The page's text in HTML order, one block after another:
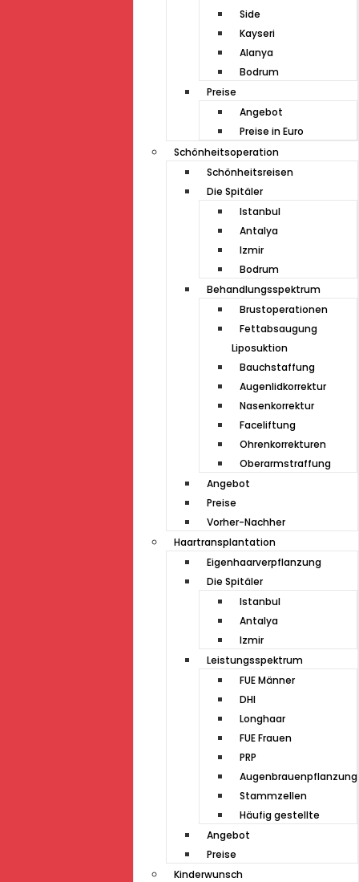
Side
Kayseri
Alanya
Bodrum
Preise
Angebot
Preise in Euro
Schönheitsoperation
Schönheitsreisen
Die Spitäler
Istanbul
Antalya
Izmir
Bodrum
Behandlungsspektrum
Brustoperationen
Fettabsaugung
Liposuktion
Bauchstaffung
Augenlidkorrektur
Nasenkorrektur
Faceliftung
Ohrenkorrekturen
Oberarmstraffung
Angebot
Preise
Vorher-Nachher
Haartransplantation
Eigenhaarverpflanzung
Die Spitäler
Istanbul
Antalya
Izmir
Leistungsspektrum
FUE Männer
DHI
Longhaar
FUE Frauen
PRP
Augenbrauenpflanzung
Stammzellen
Häufig gestellte
Angebot
Preise
Kinderwunsch